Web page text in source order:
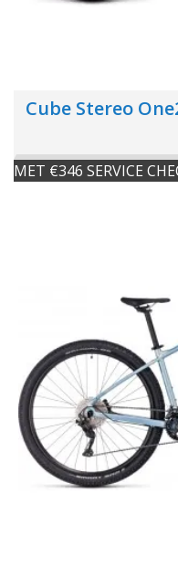
Cube Stereo
MET €346 SERVICE